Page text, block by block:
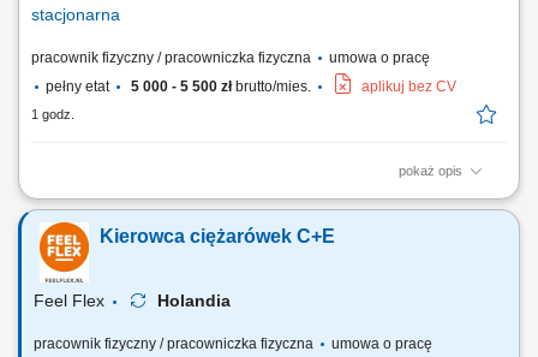
stacjonarna
pracownik fizyczny / pracowniczka fizyczna
umowa o pracę
pełny etat
5 000 - 5 500 złbrutto/mies. aplikuj bez CV
1 godz.
pokaż opis
Utrzymywanie czystości naczyń, urządzeń i zaplecza kuchennego.
Przygotowywanie warzyw oraz produktów do dalszej obróbki. Pomoc w
realizacji bieżących prac kuchennych. Dbanie o porządek zgodnie ze
standardami higieny.
Kierowca ciężarówek C+E
Feel Flex Holandia
pracownik fizyczny / pracowniczka fizyczna
umowa o pracę